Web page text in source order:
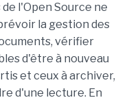
l'Open Source ne
la gestion des
vérifier
d'être à nouveau
et ceux à archiver,
d'une lecture. En